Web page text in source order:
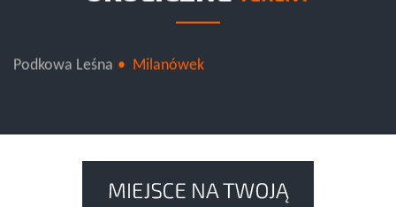
Podkowa Leśna Milanówek